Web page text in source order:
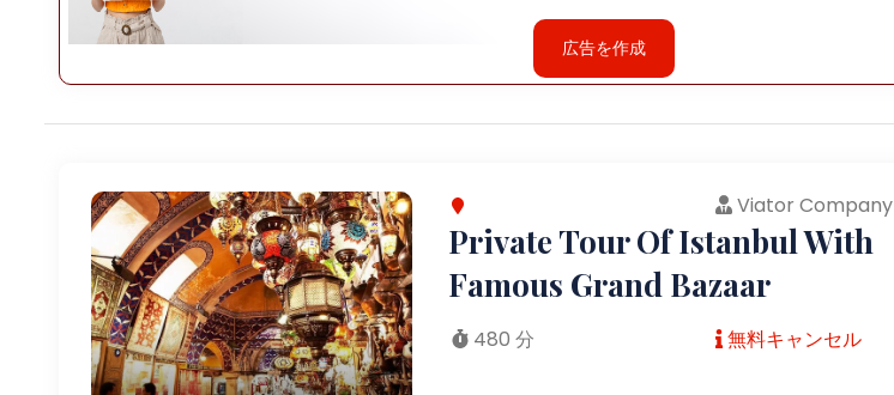
広告を作成
Viator Company
Private Tour Of Istanbul With
Famous Grand Bazaar
480 分 無料キャンセル